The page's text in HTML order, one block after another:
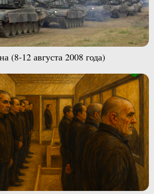
(8-12 августа 2008 года)